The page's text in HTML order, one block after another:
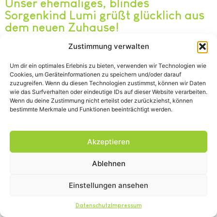
Zustimmung verwalten
Um dir ein optimales Erlebnis zu bieten, verwenden wir Technologien wie
Cookies, um Geräteinformationen zu speichern und/oder darauf
zuzugreifen. Wenn du diesen Technologien zustimmst, können wir Daten
wie das Surfverhalten oder eindeutige IDs auf dieser Website verarbeiten.
Wenn du deine Zustimmung nicht erteilst oder zurückziehst, können
bestimmte Merkmale und Funktionen beeinträchtigt werden.
Akzeptieren
Ablehnen
Einstellungen ansehen
Datenschutz Impressum
Unser ehemaliges, blindes
Sorgenkind Lumi grüßt glücklich aus
dem neuen Zuhause!
Die neuen Besitzer von Lumi haben uns
geschrieben:
Wir freuen uns sehr, dass die Vergesellschaftung so
gut klappt, es könnte nicht besser laufen. Die
Trennung von den anderen ist bis auf nachts
Lumi saust wie alle anderen durch´s Haus und
möchte mit den anderen Miezen zusammen sein.
alleine einnehmen. Immer mittendrin im
Hauptbezugskatze ist wie erwartet Natalie. Sich